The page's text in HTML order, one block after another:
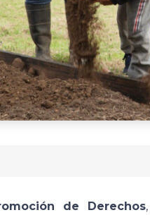
de Derechos